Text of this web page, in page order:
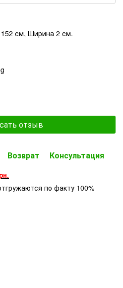
см, Ширина 2 см.
отзыв
Возврат Консультация
по факту 100%